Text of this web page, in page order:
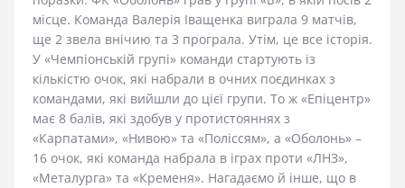
місце. Команда Валерія Іващенка виграла 9 матчів,
ще 2 звела внічию та 3 програла. Утім, це все історія.
У «Чемпіонській групі» команди стартують із
кількістю очок, які набрали в очних поєдинках з
командами, які вийшли до цієї групи. То ж «Епіцентр»
має 8 балів, які здобув у протистояннях з
«Карпатами», «Нивою» та «Поліссям», а «Оболонь» –
16 очок, які команда набрала в іграх проти «ЛНЗ»,
«Металурга» та «Кременя». Нагадаємо й інше, що в